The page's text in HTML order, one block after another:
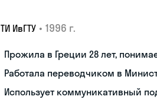
ТИ ИвГТУ • 1996 г.
Прожила в Греции 28 лет,
Работала переводчиком в
Использует коммуникативный